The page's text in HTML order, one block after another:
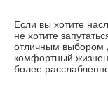
Если вы хотите
не хотите
отличным выбором
комфортный
более